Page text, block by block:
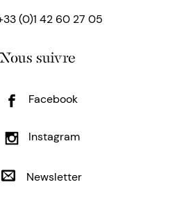
(0)1 42 60 27 05
Nous suivre
Facebook
Instagram
Newsletter